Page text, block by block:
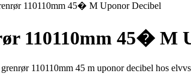
110110mm 45� M Uponor Decibel
110110mm 45� M
110110mm 45 m uponor decibel hos